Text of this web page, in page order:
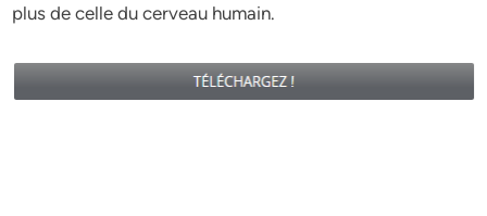
plus de celle du cer­veau humain.